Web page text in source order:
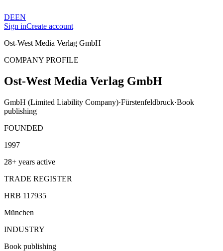
DEEN
Sign inCreate account
Ost-West Media Verlag GmbH
COMPANY PROFILE
Ost-West Media Verlag GmbH
GmbH (Limited Liability Company)·Fürstenfeldbruck·Book
publishing
FOUNDED
1997
28+ years active
TRADE REGISTER
HRB 117935
München
INDUSTRY
Book publishing